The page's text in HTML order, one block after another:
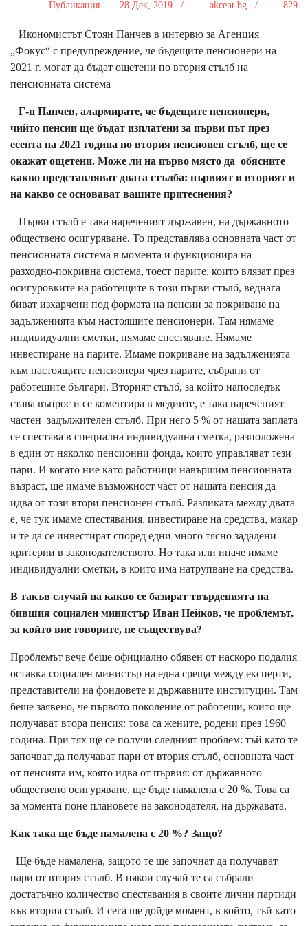
Публикация 28 Дек, 2019 / akcent.bg / 829
Икономистът Стоян Панчев в интервю за Агенция
„Фокус“ с предупреждение, че бъдещите пенсионери на
2021 г. могат да бъдат ощетени по втория стълб на
пенсионната система
Г-н Панчев, алармирате, че бъдещите пенсионери,
чийто пенсии ще бъдат изплатени за първи път през
есента на 2021 година по втория пенсионен стълб, ще се
окажат ощетени. Може ли на първо място да обясните
какво представляват двата стълба: първият и вторият и
на какво се основават вашите притеснения?
Първи стълб е така нареченият държавен, на държавното
обществено осигуряване. То представлява основната част от
пенсионната система в момента и функционира на
разходно-покривна система, тоест парите, които влязат през
осигуровките на работещите в този първи стълб, веднага
биват изхарчени под формата на пенсии за покриване на
задълженията към настоящите пенсионери. Там нямаме
индивидуални сметки, нямаме спестяване. Нямаме
инвестиране на парите. Имаме покриване на задълженията
към настоящите пенсионери чрез парите, събрани от
работещите българи. Вторият стълб, за който напоследък
става въпрос и се коментира в медиите, е така нареченият
частен задължителен стълб. При него 5 % от нашата заплата
се спестява в специална индивидуална сметка, разположена
в един от няколко пенсионни фонда, които управляват тези
пари. И когато ние като работници навършим пенсионната
възраст, ще имаме възможност част от нашата пенсия да
идва от този втори пенсионен стълб. Разликата между двата
е, че тук имаме спестявания, инвестиране на средства, макар
и те да се инвестират според едни много тясно зададени
критерии в законодателството. Но така или иначе имаме
индивидуални сметки, в които има натрупване на средства.
В такъв случай на какво се базират твърденията на
бившия социален министър Иван Нейков, че проблемът,
за който вие говорите, не съществува?
Проблемът вече беше официално обявен от наскоро подалия
оставка социален министър на една среща между експерти,
представители на фондовете и държавните институции. Там
беше заявено, че първото поколение от работещи, които ще
получават втора пенсия: това са жените, родени през 1960
година. При тях ще се получи следният проблем: тъй като те
започват да получават пари от втория стълб, основната част
от пенсията им, която идва от първия: от държавното
обществено осигуряване, ще бъде намалена с 20 %. Това са
за момента поне плановете на законодателя, на държавата.
Как така ще бъде намалена с 20 %? Защо?
Ще бъде намалена, защото те ще започнат да получават
пари от втория стълб. В някои случай те са събрали
достатъчно количество спестявания в своите лични партиди
във втория стълб. И сега ще дойде момент, в който, тъй като